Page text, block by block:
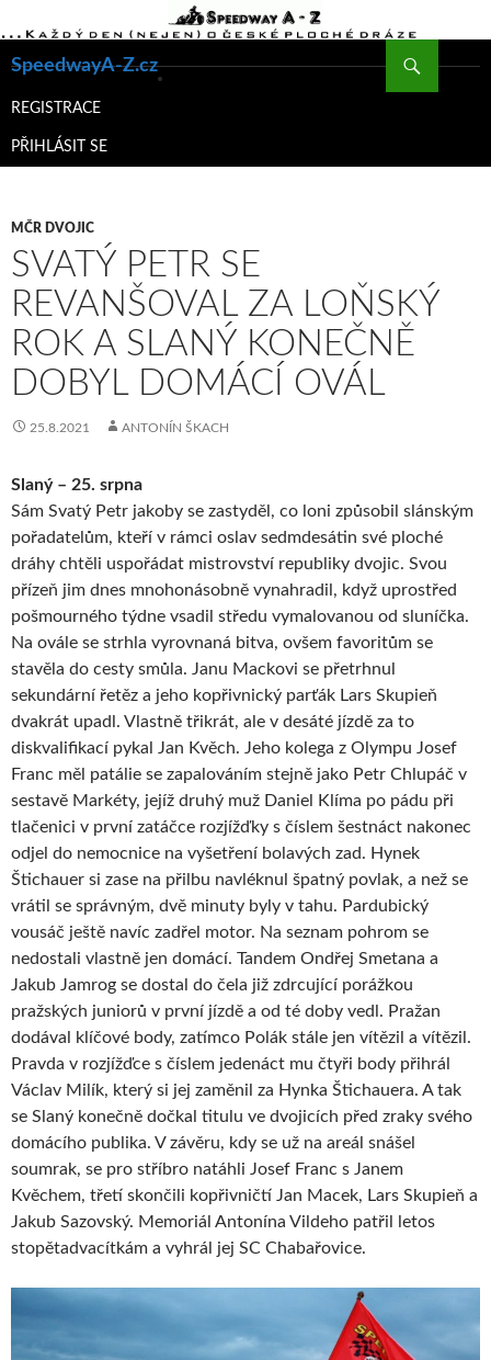
SpeedwayA-Z.cz
K
WEBU
REGISTRACE
PŘIHLÁSIT SE
MČR DVOJIC
SVATÝ PETR SE
REVANŠOVAL ZA LOŇSKÝ
ROK A SLANÝ KONEČNĚ
DOBYL DOMÁCÍ OVÁL
25.8.2021 ANTONÍN ŠKACH
Slaný – 25. srpna
Sám Svatý Petr jakoby se zastyděl, co loni způsobil slánským
pořadatelům, kteří v rámci oslav sedmdesátin své ploché
dráhy chtěli uspořádat mistrovství republiky dvojic. Svou
přízeň jim dnes mnohonásobně vynahradil, když uprostřed
pošmourného týdne vsadil středu vymalovanou od sluníčka.
Na ovále se strhla vyrovnaná bitva, ovšem favoritům se
stavěla do cesty smůla. Janu Mackovi se přetrhnul
sekundární řetěz a jeho kopřivnický parťák Lars Skupieň
dvakrát upadl. Vlastně třikrát, ale v desáté jízdě za to
diskvalifikací pykal Jan Kvěch. Jeho kolega z Olympu Josef
Franc měl patálie se zapalováním stejně jako Petr Chlupáč v
sestavě Markéty, jejíž druhý muž Daniel Klíma po pádu při
tlačenici v první zatáčce rozjížďky s číslem šestnáct nakonec
odjel do nemocnice na vyšetření bolavých zad. Hynek
Štichauer si zase na přilbu navléknul špatný povlak, a než se
vrátil se správným, dvě minuty byly v tahu. Pardubický
vousáč ještě navíc zadřel motor. Na seznam pohrom se
nedostali vlastně jen domácí. Tandem Ondřej Smetana a
Jakub Jamrog se dostal do čela již zdrcující porážkou
pražských juniorů v první jízdě a od té doby vedl. Pražan
dodával klíčové body, zatímco Polák stále jen vítězil a vítězil.
Pravda v rozjížďce s číslem jedenáct mu čtyři body přihrál
Václav Milík, který si jej zaměnil za Hynka Štichauera. A tak
se Slaný konečně dočkal titulu ve dvojicích před zraky svého
domácího publika. V závěru, kdy se už na areál snášel
soumrak, se pro stříbro natáhli Josef Franc s Janem
Kvěchem, třetí skončili kopřivničtí Jan Macek, Lars Skupieň a
Jakub Sazovský. Memoriál Antonína Vildeho patřil letos
stopětadvacítkám a vyhrál jej SC Chabařovice.